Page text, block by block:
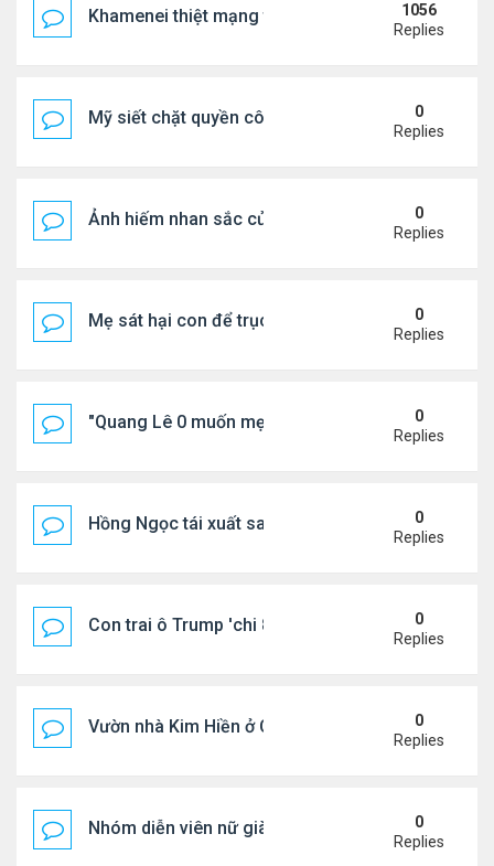
Khamenei thiệt mạng trong cuộc tấn công phối
1056
Replies
Mỹ siết chặt quyền công dân theo nơi sinh, mở
0
Replies
Ảnh hiếm nhan sắc của Thẩm Thuý Hằng0
Replies
Mẹ sát hại con để trục lợi bảo hiểm
0
Replies
"Quang Lê 0 muốn mẹ thua kém người khác"
0
Replies
Hồng Ngọc tái xuất sau nhiều năm ở ẩn
0
Replies
Con trai ô Trump 'chi 8.5 triệu để xóa ràng buộc
0
Replies
Vườn nhà Kim Hiền ở California
0
Replies
Nhóm diễn viên nữ giàu nhất thế giới
0
Replies